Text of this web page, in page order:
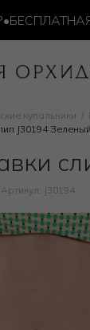
купальники
J30194 Зеленый
Артикул: J30194